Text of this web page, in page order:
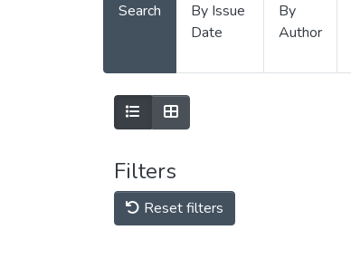
Search
By Issue
Date
By
Author
Filters
Reset filters